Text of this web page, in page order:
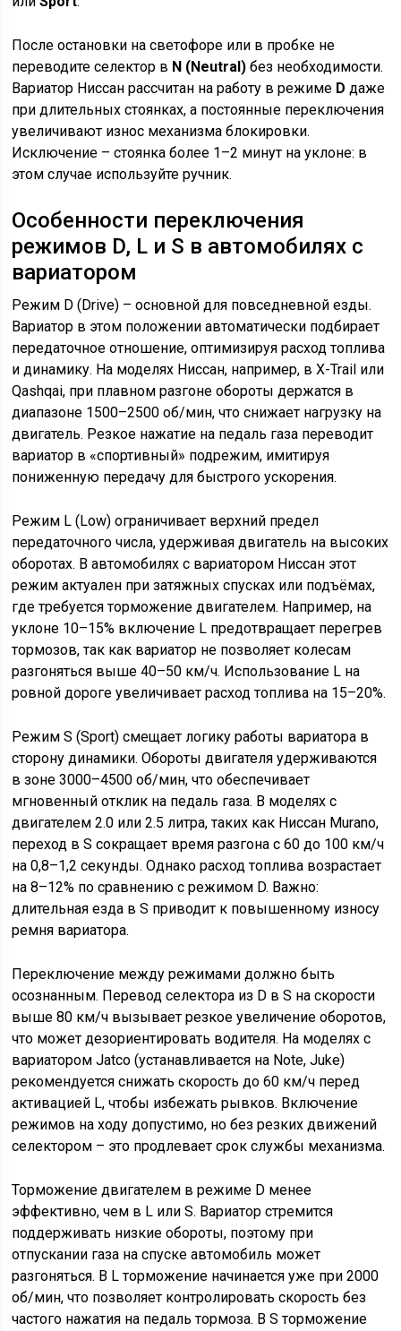
После остановки на светофоре или в пробке не
переводите селектор в N (Neutral) без необходимости.
Вариатор Ниссан рассчитан на работу в режиме D даже
при длительных стоянках, а постоянные переключения
увеличивают износ механизма блокировки.
Исключение – стоянка более 1–2 минут на уклоне: в
этом случае используйте ручник.
Особенности переключения
режимов D, L и S в автомобилях с
вариатором
Режим D (Drive) – основной для повседневной езды.
Вариатор в этом положении автоматически подбирает
передаточное отношение, оптимизируя расход топлива
и динамику. На моделях Ниссан, например, в X-Trail или
Qashqai, при плавном разгоне обороты держатся в
диапазоне 1500–2500 об/мин, что снижает нагрузку на
двигатель. Резкое нажатие на педаль газа переводит
вариатор в «спортивный» подрежим, имитируя
пониженную передачу для быстрого ускорения.
Режим L (Low) ограничивает верхний предел
передаточного числа, удерживая двигатель на высоких
оборотах. В автомобилях с вариатором Ниссан этот
режим актуален при затяжных спусках или подъёмах,
где требуется торможение двигателем. Например, на
уклоне 10–15% включение L предотвращает перегрев
тормозов, так как вариатор не позволяет колесам
разгоняться выше 40–50 км/ч. Использование L на
ровной дороге увеличивает расход топлива на 15–20%.
Режим S (Sport) смещает логику работы вариатора в
сторону динамики. Обороты двигателя удерживаются
в зоне 3000–4500 об/мин, что обеспечивает
мгновенный отклик на педаль газа. В моделях с
двигателем 2.0 или 2.5 литра, таких как Ниссан Murano,
переход в S сокращает время разгона с 60 до 100 км/ч
на 0,8–1,2 секунды. Однако расход топлива возрастает
на 8–12% по сравнению с режимом D. Важно:
длительная езда в S приводит к повышенному износу
ремня вариатора.
Переключение между режимами должно быть
осознанным. Перевод селектора из D в S на скорости
выше 80 км/ч вызывает резкое увеличение оборотов,
что может дезориентировать водителя. На моделях с
вариатором Jatco (устанавливается на Note, Juke)
рекомендуется снижать скорость до 60 км/ч перед
активацией L, чтобы избежать рывков. Включение
режимов на ходу допустимо, но без резких движений
селектором – это продлевает срок службы механизма.
Торможение двигателем в режиме D менее
эффективно, чем в L или S. Вариатор стремится
поддерживать низкие обороты, поэтому при
отпускании газа на спуске автомобиль может
разгоняться. В L торможение начинается уже при 2000
об/мин, что позволяет контролировать скорость без
частого нажатия на педаль тормоза. В S торможение